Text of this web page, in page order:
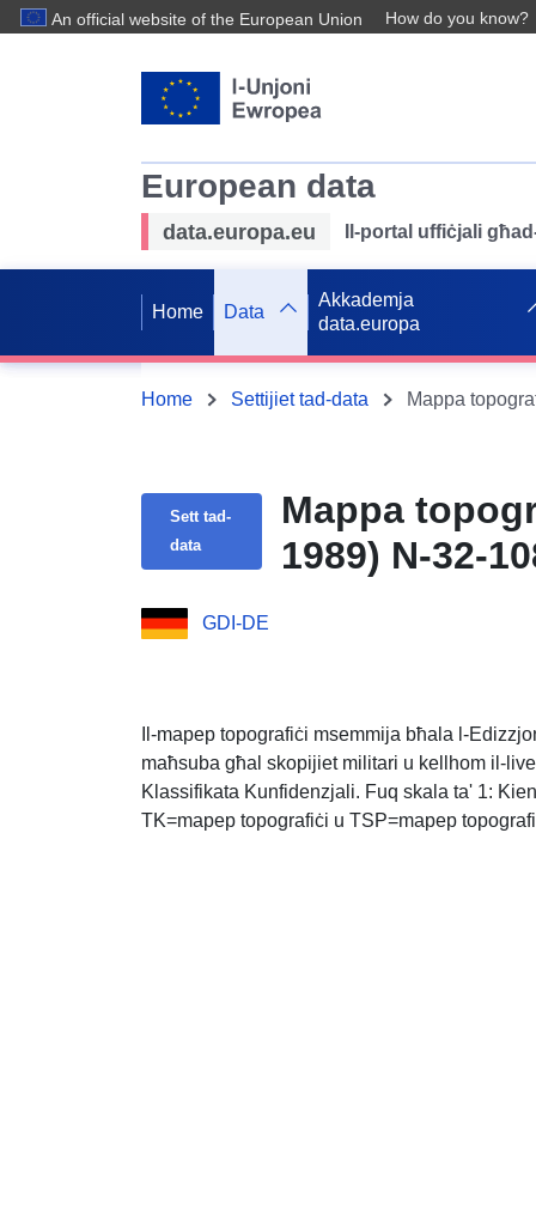
An official website of the European Union How do you know?
European data
data.europa.eu Il-portal uffiċjali
Home Data
Akkademja
data.europa
Home Settijiet tad-data
Sett tad-
data
Mappa
1989) N-32-
GDI-DE
Il-mapep topografiċi msemmija bħala l-
maħsuba għal skopijiet militari u kellhom il-
Klassifikata Kunfidenzjali. Fuq skala ta' 1:
TK=mapep topografiċi u TSP=mapep